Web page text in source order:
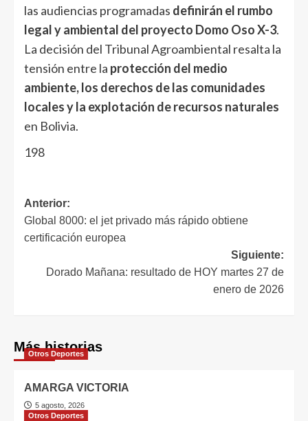
las audiencias programadas definirán el rumbo
legal y ambiental del proyecto Domo Oso X-3.
La decisión del Tribunal Agroambiental resalta la
tensión entre la protección del medio
ambiente, los derechos de las comunidades
locales y la explotación de recursos naturales
en Bolivia.
198
Anterior:
Global 8000: el jet privado más rápido obtiene
certificación europea
Siguiente:
Dorado Mañana: resultado de HOY martes 27 de
enero de 2026
Más historias
Otros Deportes
AMARGA VICTORIA
5 agosto, 2026
Otros Deportes